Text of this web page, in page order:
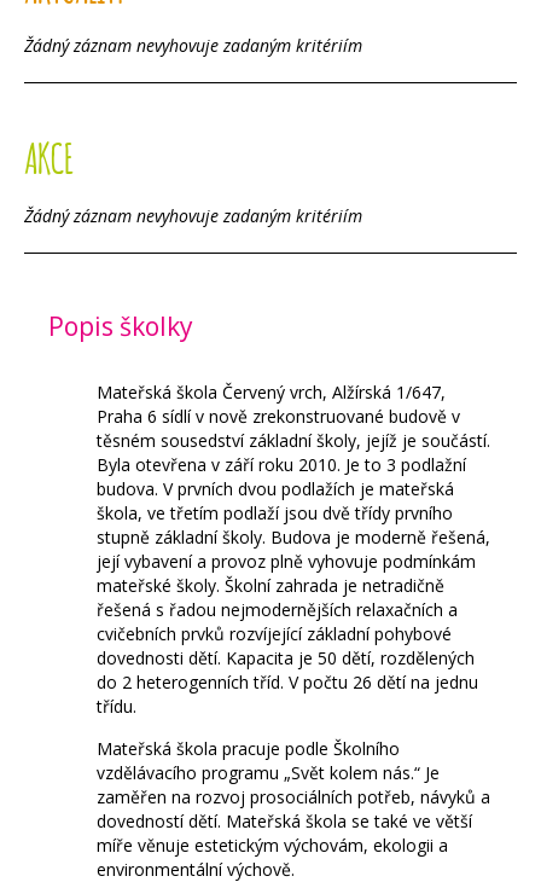
Žádný záznam nevyhovuje zadaným kritériím
AKCE
Žádný záznam nevyhovuje zadaným kritériím
Popis školky
Mateřská škola Červený vrch, Alžírská 1/647,
Praha 6 sídlí v nově zrekonstruované budově v
těsném sousedství základní školy, jejíž je součástí.
Byla otevřena v září roku 2010. Je to 3 podlažní
budova. V prvních dvou podlažích je mateřská
škola, ve třetím podlaží jsou dvě třídy prvního
stupně základní školy. Budova je moderně řešená,
její vybavení a provoz plně vyhovuje podmínkám
mateřské školy. Školní zahrada je netradičně
řešená s řadou nejmodernějších relaxačních a
cvičebních prvků rozvíjející základní pohybové
dovednosti dětí. Kapacita je 50 dětí, rozdělených
do 2 heterogenních tříd. V počtu 26 dětí na jednu
třídu.
Mateřská škola pracuje podle Školního
vzdělávacího programu „Svět kolem nás.“ Je
zaměřen na rozvoj prosociálních potřeb, návyků a
dovedností dětí. Mateřská škola se také ve větší
míře věnuje estetickým výchovám, ekologii a
environmentální výchově.